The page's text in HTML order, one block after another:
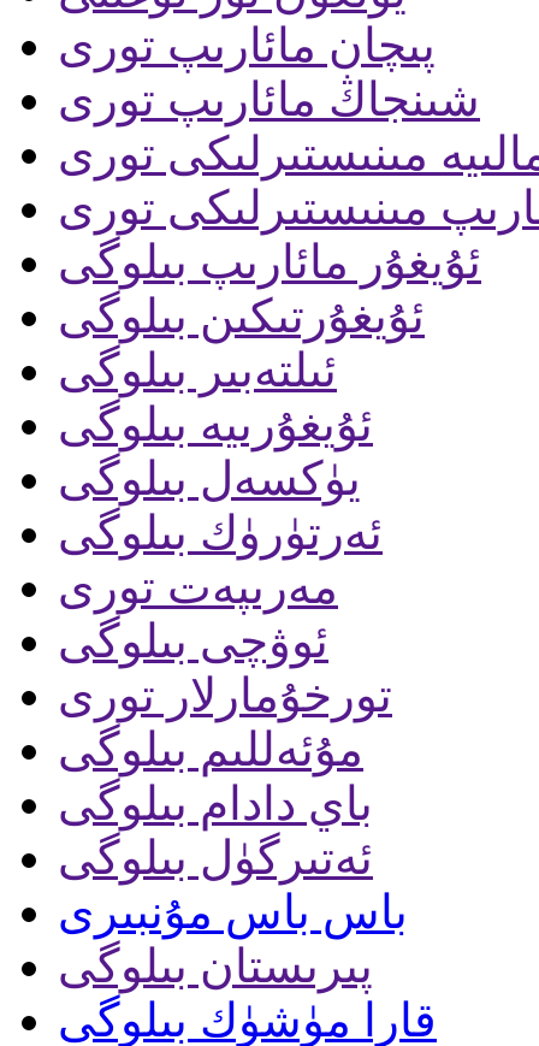
پىچان مائارىپ تورى
شىنجاڭ مائارىپ تورى
مىنىستىرلىكى تورى
مىنىستىرلىكى تورى
ئۇيغۇر مائارىپ بىلوگى
ئۇيغۇرتىكىن بىلوگى
ئىلتەبىر بىلوگى
ئۇيغۇرىيە بىلوگى
يۈكسەل بىلوگى
ئەرتۈرۈك بىلوگى
مەرىپەت تورى
ئوۋچى بىلوگى
تورخۇمارلار تورى
مۇئەللىم بىلوگى
باي دادام بىلوگى
ئەتىرگۈل بىلوگى
باس باس مۇنبىرى
پىرىستان بىلوگى
قارا مۈشۈك بىلوگى